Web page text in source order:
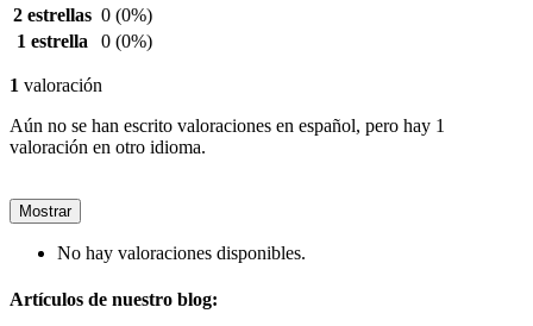
2 estrellas 0 (0%)
1 estrella
0 (0%)
1 valoración
Aún no se han escrito valoraciones en español, pero hay 1
valoración en otro idioma.
Mostrar
No hay valoraciones disponibles.
Artículos de nuestro blog: